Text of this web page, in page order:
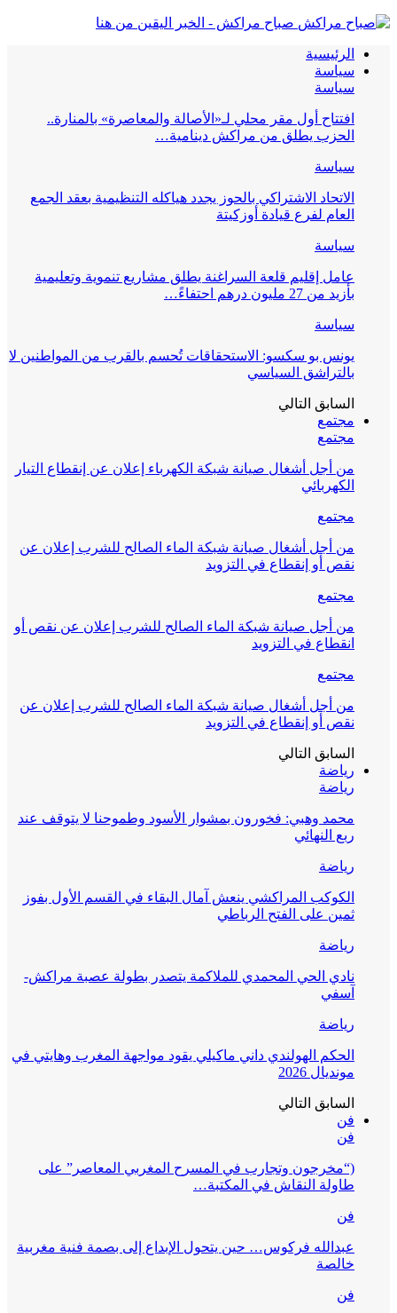
صباح مراكش - الخبر اليقين من هنا
الرئيسية
سياسة
سياسة
افتتاح أول مقر محلي لـ«الأصالة والمعاصرة» بالمنارة..
الحزب يطلق من مراكش دينامية…
سياسة
الاتحاد الاشتراكي بالحوز يجدد هياكله التنظيمية بعقد الجمع
العام لفرع قيادة أوزكيتة
سياسة
عامل إقليم قلعة السراغنة يطلق مشاريع تنموية وتعليمية
بأزيد من 27 مليون درهم احتفاءً…
سياسة
يونس بو سكسو: الاستحقاقات تُحسم بالقرب من المواطنين لا
بالتراشق السياسي
السابق التالي
مجتمع
مجتمع
من أجل أشغال صيانة شبكة الكهرباء إعلان عن إنقطاع التيار
الكهربائي
مجتمع
من أجل أشغال صيانة شبكة الماء الصالح للشرب إعلان عن
نقص أو إنقطاع في التزويد
مجتمع
من أجل صيانة شبكة الماء الصالح للشرب إعلان عن نقص أو
انقطاع في التزويد
مجتمع
من أجل أشغال صيانة شبكة الماء الصالح للشرب إعلان عن
نقص أو إنقطاع في التزويد
السابق التالي
رياضة
رياضة
محمد وهبي: فخورون بمشوار الأسود وطموحنا لا يتوقف عند
ربع النهائي
رياضة
الكوكب المراكشي ينعش آمال البقاء في القسم الأول بفوز
ثمين على الفتح الرباطي
رياضة
نادي الحي المحمدي للملاكمة يتصدر بطولة عصبة مراكش-
آسفي
رياضة
الحكم الهولندي داني ماكيلي يقود مواجهة المغرب وهايتي في
مونديال 2026
السابق التالي
فن
فن
(“مخرجون وتجارب في المسرح المغربي المعاصر” على
طاولة النقاش في المكتبة…
فن
عبدالله فركوس… حين يتحول الإبداع إلى بصمة فنية مغربية
خالصة
فن